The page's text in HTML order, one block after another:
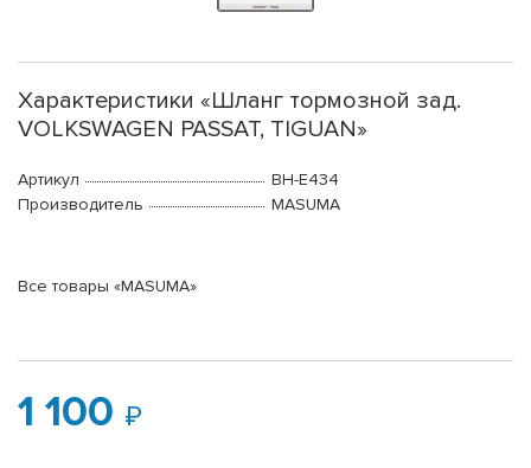
Характеристики «Шланг тормозной зад.
VOLKSWAGEN PASSAT, TIGUAN»
Артикул
BH-E434
Производитель
MASUMA
Все товары «MASUMA»
1 100